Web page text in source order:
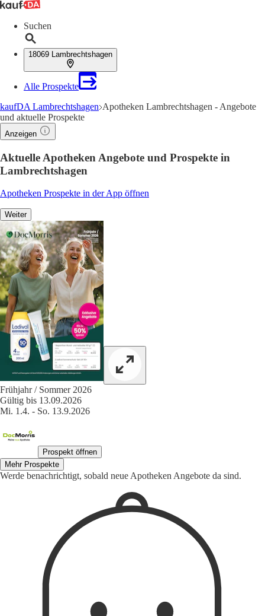
Suchen
18069 Lambrechtshagen
Alle Prospekte
kaufDA Lambrechtshagen Apotheken Lambrechtshagen - Angebote
und aktuelle Prospekte
Anzeigen
Aktuelle Apotheken Angebote und Prospekte in
Lambrechtshagen
Apotheken Prospekte in der App öffnen
Weiter
Frühjahr / Sommer 2026
Gültig bis 13.09.2026
Mi. 1.4. - So. 13.9.2026
Prospekt öffnen
Mehr Prospekte
Werde benachrichtigt, sobald neue Apotheken Angebote da sind.